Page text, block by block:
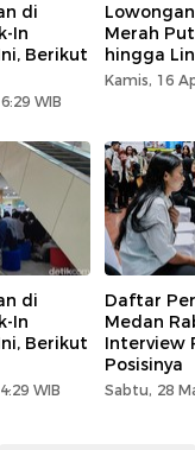
di
In
Berikut
WIB
Merah
hingga
Kamis, 16
di
In
Berikut
WIB
Daftar
Medan
Interview
Posisinya
Sabtu, 28